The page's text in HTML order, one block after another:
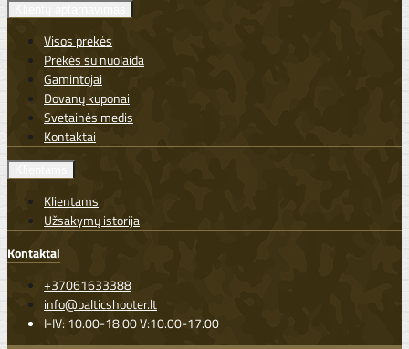
Visos prekės
Prekės su nuolaida
Gamintojai
Dovanų kuponai
Svetainės medis
Kontaktai
Klientams
Užsakymų istorija
Kontaktai
+37061633388
info@balticshooter.lt
I-IV: 10.00-18.00 V:10.00-17.00